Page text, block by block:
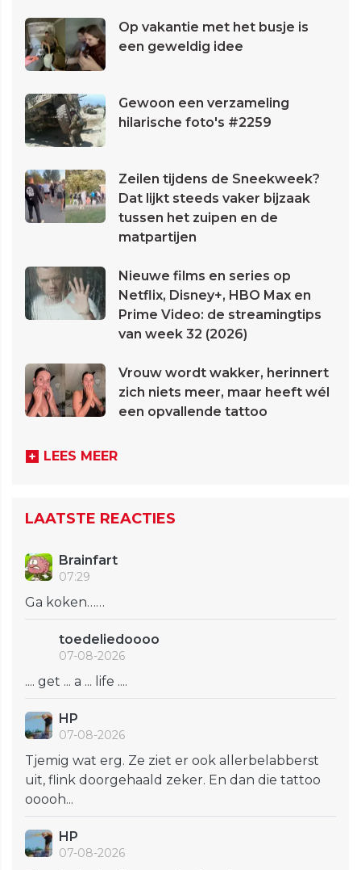
Op vakantie met het busje is
een geweldig idee
Gewoon een verzameling
hilarische foto's #2259
Zeilen tijdens de Sneekweek?
Dat lijkt steeds vaker bijzaak
tussen het zuipen en de
matpartijen
Nieuwe films en series op
Netflix, Disney+, HBO Max en
Prime Video: de streamingtips
van week 32 (2026)
Vrouw wordt wakker, herinnert
zich niets meer, maar heeft wél
een opvallende tattoo
LEES MEER
LAATSTE REACTIES
Brainfart
07:29
Ga koken……
toedeliedoooo
07-08-2026
.... get ... a ... life ....
HP
07-08-2026
Tjemig wat erg. Ze ziet er ook allerbelabberst
uit, flink doorgehaald zeker. En dan die tattoo
ooooh...
HP
07-08-2026